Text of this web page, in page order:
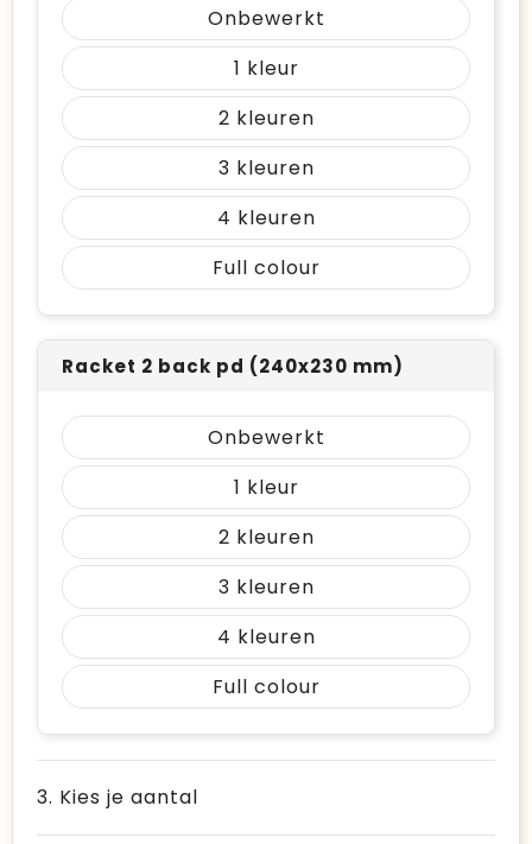
Onbewerkt
1
2
3
4
Full colour
Racket 2 back pd (240x230 mm)
Onbewerkt
1
2
3
4
Full colour
3. Kies je aantal